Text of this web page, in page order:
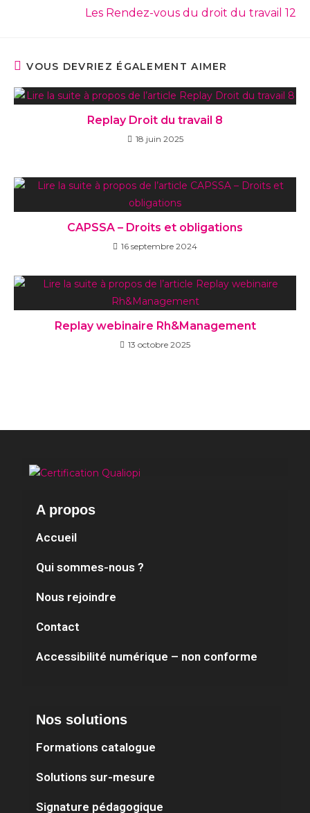
Les Rendez-vous du droit du travail 12
VOUS DEVRIEZ ÉGALEMENT AIMER
Replay Droit du travail 8
18 juin 2025
CAPSSA – Droits et obligations
16 septembre 2024
Replay webinaire Rh&Management
13 octobre 2025
A propos
Accueil
Qui sommes-nous ?
Nous rejoindre
Contact
Accessibilité numérique – non conforme
Nos solutions
Formations catalogue
Solutions sur-mesure
Signature pédagogique